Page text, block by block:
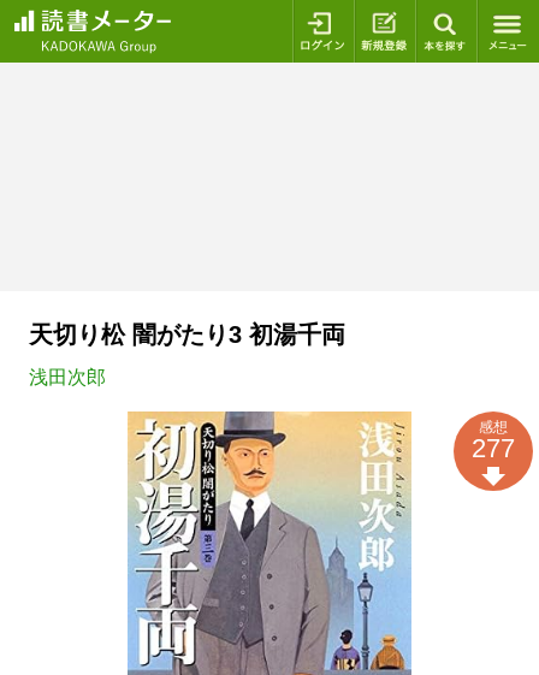
ログイン 新規登録
天切り松 闇がたり3 初湯千両
浅田次郎
感想
277